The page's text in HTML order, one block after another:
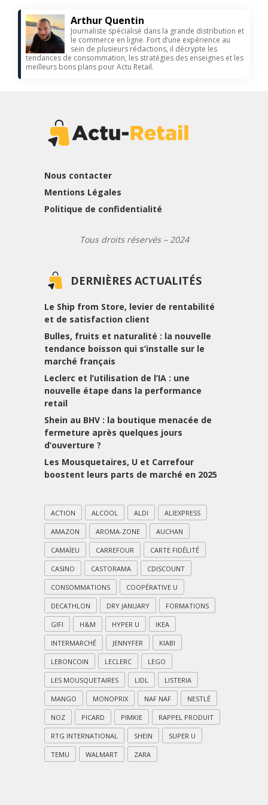
Arthur Quentin
Journaliste spécialisé dans la grande distribution et
le commerce en ligne. Fort d’une expérience au
sein de plusieurs rédactions, il décrypte les
tendances de consommation, les stratégies des enseignes et les
meilleurs bons plans pour Actu Retail.
Nous contacter
Mentions Légales
Politique de confidentialité
Tous droits réservés – 2024
DERNIÈRES ACTUALITÉS
Le Ship from Store, levier de rentabilité
et de satisfaction client
Bulles, fruits et naturalité : la nouvelle
tendance boisson qui s’installe sur le
marché français
Leclerc et l’utilisation de l’IA : une
nouvelle étape dans la performance
retail
Shein au BHV : la boutique menacée de
fermeture après quelques jours
d’ouverture ?
Les Mousquetaires, U et Carrefour
boostent leurs parts de marché en 2025
ACTION ALCOOL ALDI ALIEXPRESS
AMAZON AROMA-ZONE AUCHAN
CAMAÏEU CARREFOUR CARTE FIDÉLITÉ
CASINO CASTORAMA CDISCOUNT
CONSOMMATIONS COOPÉRATIVE U
DECATHLON DRY JANUARY FORMATIONS
GIFI H&M HYPER U IKEA
INTERMARCHÉ JENNYFER KIABI
LEBONCOIN LECLERC LEGO
LES MOUSQUETAIRES LIDL LISTERIA
MANGO MONOPRIX NAF NAF NESTLÉ
NOZ PICARD PIMKIE RAPPEL PRODUIT
RTG INTERNATIONAL SHEIN SUPER U
TEMU WALMART ZARA